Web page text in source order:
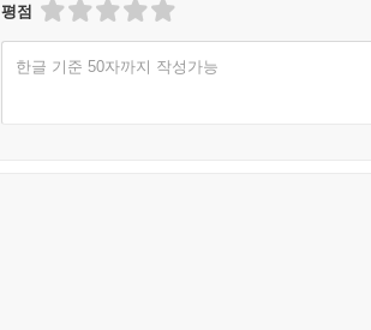
평점
한글 기준 50자까지 작성가능